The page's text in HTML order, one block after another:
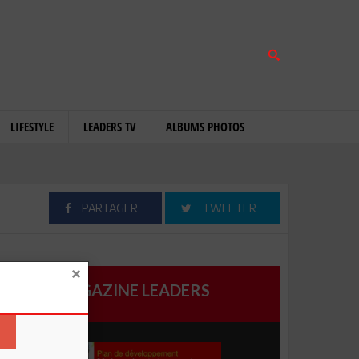
LIFESTYLE LEADERS TV ALBUMS PHOTOS
PARTAGER TWEETER
MAGAZINE LEADERS